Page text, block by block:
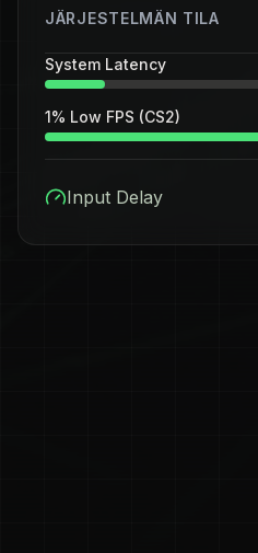
JÄRJESTELMÄN TILA
System Latency
1% Low FPS (CS2)
Input Delay